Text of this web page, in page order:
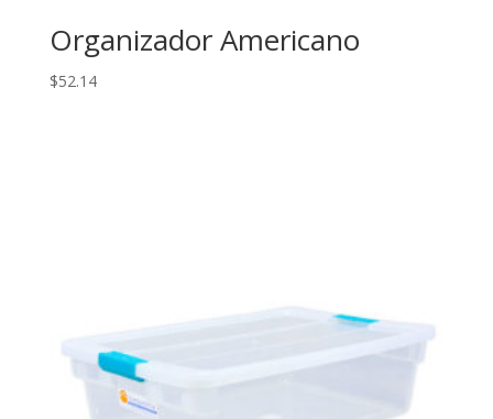
Organizador Americano
$52.14